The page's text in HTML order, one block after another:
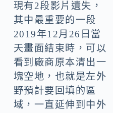
現有2段影片遺失，
其中最重要的一段
2019年12月26日當
天畫面結束時，可以
看到廠商原本清出一
塊空地，也就是左外
野預計要回填的區
域，一直延伸到中外